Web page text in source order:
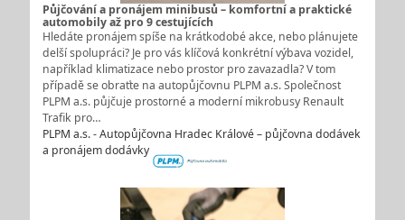
Půjčování a pronájem minibusů – komfortní a praktické
automobily až pro 9 cestujících
Hledáte pronájem spíše na krátkodobé akce, nebo plánujete
delší spolupráci? Je pro vás klíčová konkrétní výbava vozidel,
například klimatizace nebo prostor pro zavazadla? V tom
případě se obraťte na autopůjčovnu PLPM a.s. Společnost
PLPM a.s. půjčuje prostorné a moderní mikrobusy Renault
Trafik pro…
PLPM a.s. - Autopůjčovna Hradec Králové – půjčovna dodávek
a pronájem dodávky